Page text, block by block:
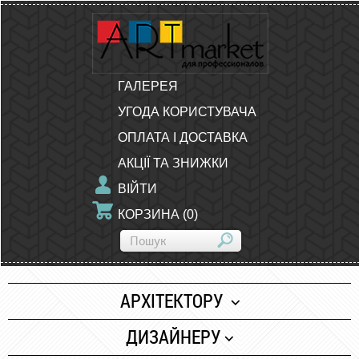
ГАЛЕРЕЯ
УГОДА КОРИСТУВАЧА
ОПЛАТА І ДОСТАВКА
АКЦІЇ ТА ЗНИЖКИ
ВІЙТИ
КОРЗИНА (0)
АРХІТЕКТОРУ
Папір
ДИЗАЙНЕРУ